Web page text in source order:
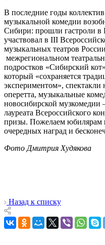
В последние годы
музыкальной комедии
Сибири: прошли гастроли в
участвовал в III
музыкальных театров
межрегиональном
подростков «Сибирский
который «сохраняется
экспериментом», спектакли
оперетта, музыкальные
новосибирской музкомедии
лауреата Всероссийского
призы. Пожелаем юбилярам
очередных наград и
Фото Дмитрия Худякова
Назад к списку